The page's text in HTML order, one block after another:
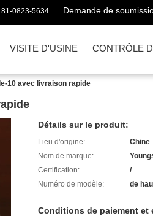
0823-5634 Demande de
VISITE D'USINE CONTRÔLE
10 avec livraison rapide
Détails sur le produit:
Lieu d'origine:
Chine
Nom de marque:
Certification:
/
Numéro de modèle:
de
Conditions de paiement et